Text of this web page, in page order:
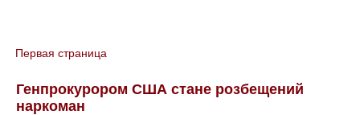
You are here
Первая страница
Генпрокурором США стане розбещений
наркоман